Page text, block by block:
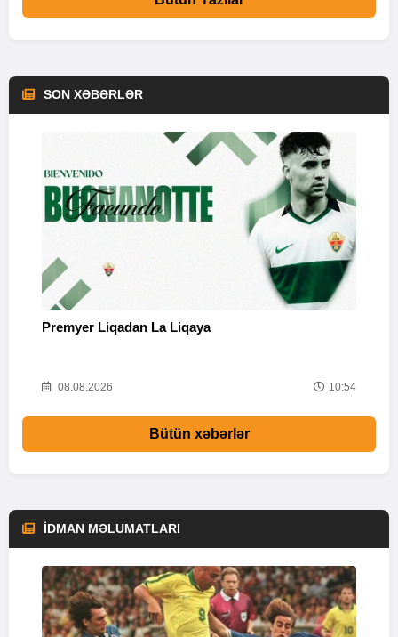
SON XƏBƏRLƏR
Premyer Liqadan La Liqaya
08.08.2026 10:54
Bütün xəbərlər
İDMAN MƏLUMATLARI